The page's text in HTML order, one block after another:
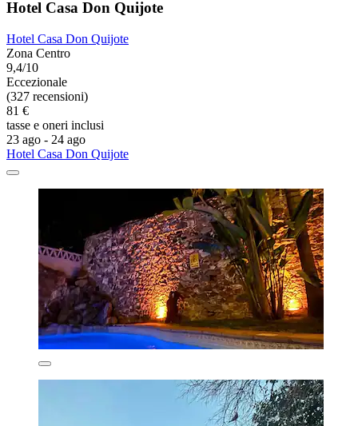
Hotel Casa Don Quijote
Hotel Casa Don Quijote
Zona Centro
9,4/10
Eccezionale
(327 recensioni)
81 €
tasse e oneri inclusi
23 ago - 24 ago
Hotel Casa Don Quijote